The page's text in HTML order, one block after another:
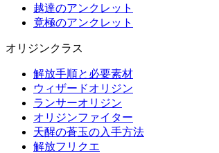
越達のアンクレット
竟極のアンクレット
オリジンクラス
解放手順と必要素材
ウィザードオリジン
ランサーオリジン
オリジンファイター
天醒の蒼玉の入手方法
解放フリクエ